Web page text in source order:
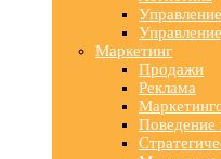
Маркетинг
Продажи
Реклама
Поведение